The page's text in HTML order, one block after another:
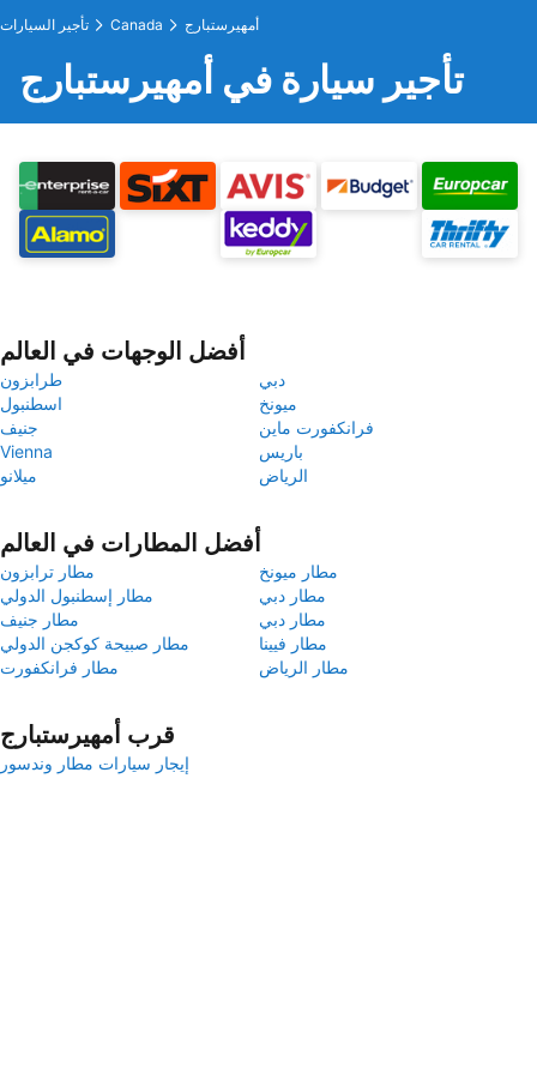
تأجير السيارات Canada أمهيرستبارج
تأجير سيارة في أمهيرستبارج
أفضل الوجهات في العالم
طرابزون
دبي
اسطنبول
ميونخ
جنيف
فرانكفورت ماين
Vienna
باريس
ميلانو
الرياض
أفضل المطارات في العالم
مطار ترابزون
مطار ميونخ
مطار إسطنبول الدولي
مطار دبي
مطار جنيف
مطار دبي
مطار صبيحة كوكجن الدولي
مطار فيينا
مطار فرانكفورت
مطار الرياض
قرب أمهيرستبارج
إيجار سيارات مطار وندسور